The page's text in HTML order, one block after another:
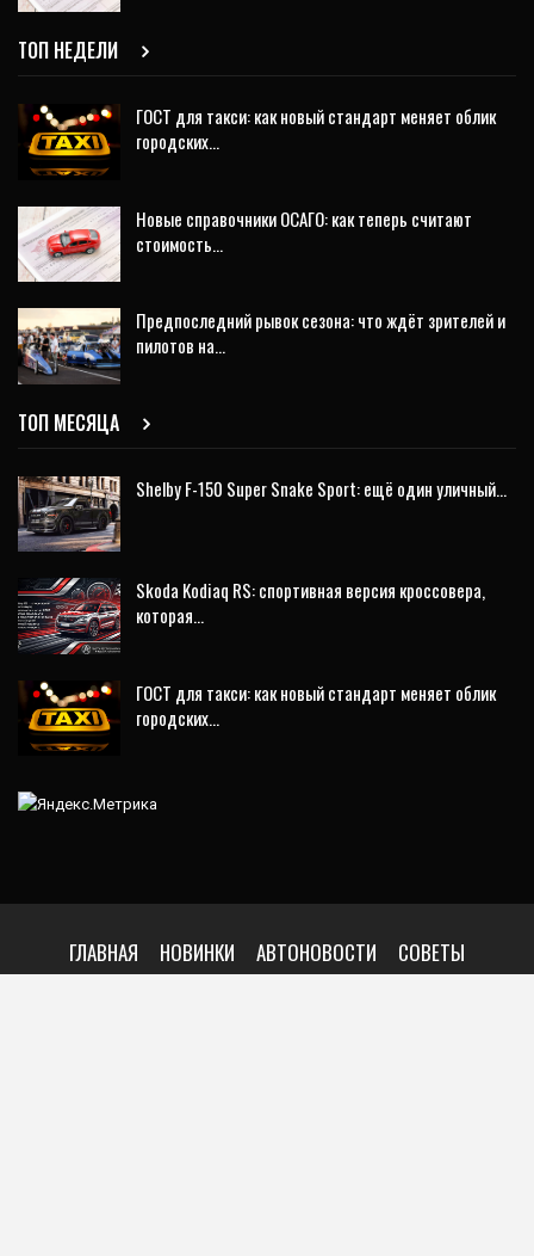
ТОП НЕДЕЛИ
ГОСТ для такси: как новый стандарт меняет облик
городских…
Новые справочники ОСАГО: как теперь считают
стоимость…
Предпоследний рывок сезона: что ждёт зрителей и
пилотов на…
ТОП МЕСЯЦА
Shelby F-150 Super Snake Sport: ещё один уличный…
Skoda Kodiaq RS: спортивная версия кроссовера,
которая…
ГОСТ для такси: как новый стандарт меняет облик
городских…
ГЛАВНАЯ НОВИНКИ АВТОНОВОСТИ СОВЕТЫ